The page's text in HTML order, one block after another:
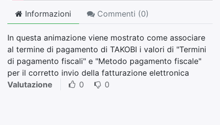
Informazioni Commenti (0)
In questa animazione viene mostrato come associare
al termine di pagamento di TAKOBI i valori di "Termini
di pagamento fiscali" e "Metodo pagamento fiscale"
per il corretto invio della fatturazione elettronica
Valutazione
0 0